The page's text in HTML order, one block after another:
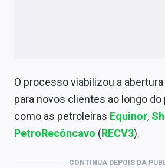
O processo viabilizou a abertura
para novos clientes ao longo do
como as petroleiras Equinor,
PetroRecôncavo (RECV3).
CONTINUA DEPOIS DA